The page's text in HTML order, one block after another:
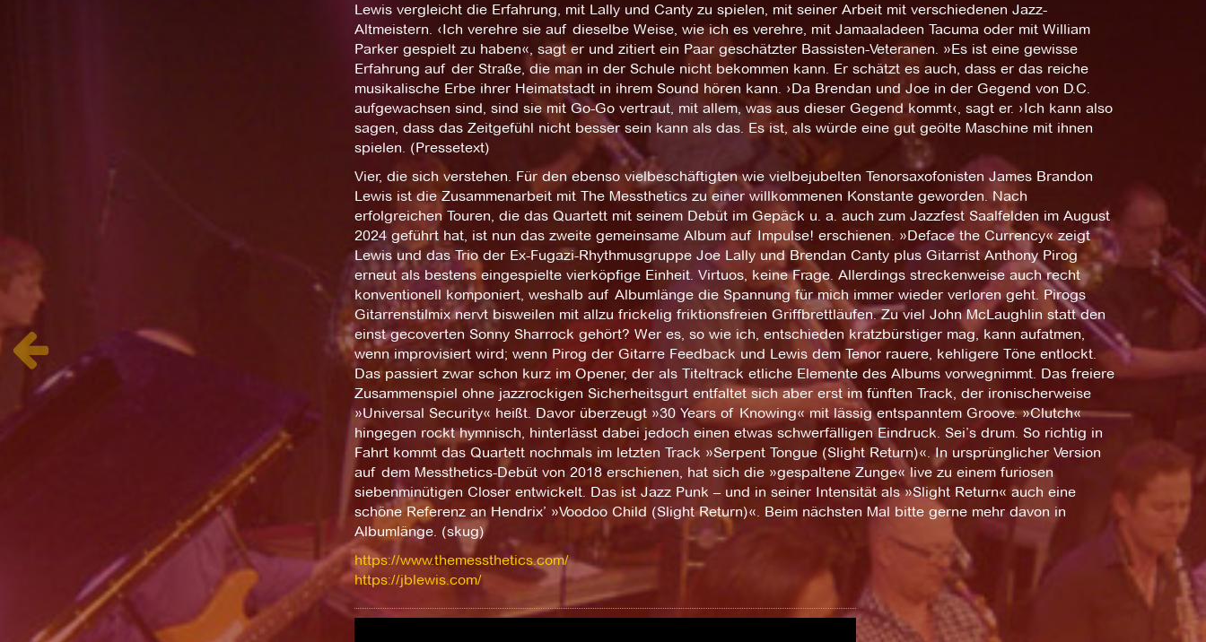
Lewis vergleicht die Erfahrung, mit Lally und Canty zu spielen, mit seiner Arbeit mit verschiedenen Jazz-
Altmeistern. ‹Ich verehre sie auf dieselbe Weise, wie ich es verehre, mit Jamaaladeen Tacuma oder mit William
Parker gespielt zu haben«, sagt er und zitiert ein Paar geschätzter Bassisten-Veteranen. »Es ist eine gewisse
Erfahrung auf der Straße, die man in der Schule nicht bekommen kann. Er schätzt es auch, dass er das reiche
musikalische Erbe ihrer Heimatstadt in ihrem Sound hören kann. ›Da Brendan und Joe in der Gegend von D.C.
aufgewachsen sind, sind sie mit Go-Go vertraut, mit allem, was aus dieser Gegend kommt‹, sagt er. ›Ich kann also
sagen, dass das Zeitgefühl nicht besser sein kann als das. Es ist, als würde eine gut geölte Maschine mit ihnen
spielen. (Pressetext)
Vier, die sich verstehen. Für den ebenso vielbeschäftigten wie vielbejubelten Tenorsaxofonisten James Brandon
Lewis ist die Zusammenarbeit mit The Messthetics zu einer willkommenen Konstante geworden. Nach
erfolgreichen Touren, die das Quartett mit seinem Debüt im Gepäck u. a. auch zum Jazzfest Saalfelden im August
2024 geführt hat, ist nun das zweite gemeinsame Album auf Impulse! erschienen. »Deface the Currency« zeigt
Lewis und das Trio der Ex-Fugazi-Rhythmusgruppe Joe Lally und Brendan Canty plus Gitarrist Anthony Pirog
erneut als bestens eingespielte vierköpfige Einheit. Virtuos, keine Frage. Allerdings streckenweise auch recht
konventionell komponiert, weshalb auf Albumlänge die Spannung für mich immer wieder verloren geht. Pirogs
Gitarrenstilmix nervt bisweilen mit allzu frickelig friktionsfreien Griffbrettläufen. Zu viel John McLaughlin statt den
einst gecoverten Sonny Sharrock gehört? Wer es, so wie ich, entschieden kratzbürstiger mag, kann aufatmen,
wenn improvisiert wird; wenn Pirog der Gitarre Feedback und Lewis dem Tenor rauere, kehligere Töne entlockt.
Das passiert zwar schon kurz im Opener, der als Titeltrack etliche Elemente des Albums vorwegnimmt. Das freiere
Zusammenspiel ohne jazzrockigen Sicherheitsgurt entfaltet sich aber erst im fünften Track, der ironischerweise
»Universal Security« heißt. Davor überzeugt »30 Years of Knowing« mit lässig entspanntem Groove. »Clutch«
hingegen rockt hymnisch, hinterlässt dabei jedoch einen etwas schwerfälligen Eindruck. Sei’s drum. So richtig in
Fahrt kommt das Quartett nochmals im letzten Track »Serpent Tongue (Slight Return)«. In ursprünglicher Version
auf dem Messthetics-Debüt von 2018 erschienen, hat sich die »gespaltene Zunge« live zu einem furiosen
siebenminütigen Closer entwickelt. Das ist Jazz Punk – und in seiner Intensität als »Slight Return« auch eine
schöne Referenz an Hendrix’ »Voodoo Child (Slight Return)«. Beim nächsten Mal bitte gerne mehr davon in
Albumlänge. (skug)
https://www.themessthetics.com/
https://jblewis.com/